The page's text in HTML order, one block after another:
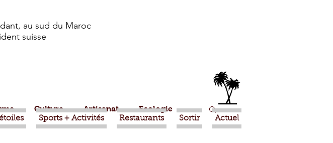
au sud du Maroc
suisse
Sports + Activités Restaurants Sortir Actuel
Culture Artisanat Ecologie